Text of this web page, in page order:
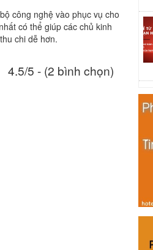
công nghệ vào phục vụ cho
có thể giúp các chủ kinh
chi dễ hơn.
4.5/5 - (2 bình chọn)